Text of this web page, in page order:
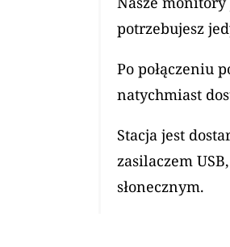
potrzebujesz
Po połączeniu
natychmiast
Stacja jest
zasilaczem
słonecznym.